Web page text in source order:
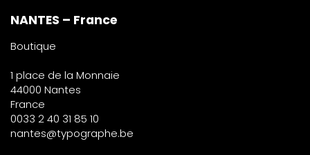
NANTES – France
Boutique
1 place de la Monnaie
44000 Nantes
France
0033 2 40 31 85 10
nantes@typographe.be